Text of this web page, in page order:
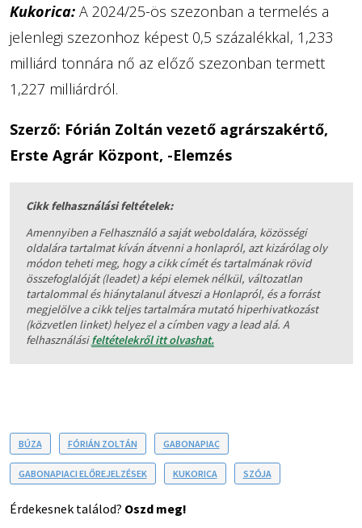
Kukorica:A 2024/25-ös szezonban a termelés a
jelenlegi szezonhoz képest 0,5 százalékkal, 1,233
milliárd tonnára nő az előző szezonban termett
1,227 milliárdról.
Szerző: Fórián Zoltán vezető agrárszakértő,
Erste Agrár Központ, -Elemzés
Cikk felhasználási feltételek:
Amennyiben a Felhasználó a saját weboldalára, közösségi
oldalára tartalmat kíván átvenni a honlapról, azt kizárólag oly
módon teheti meg, hogy a cikk címét és tartalmának rövid
összefoglalóját (leadet) a képi elemek nélkül, változatlan
tartalommal és hiánytalanul átveszi a Honlapról, és a forrást
megjelölve a cikk teljes tartalmára mutató hiperhivatkozást
(közvetlen linket) helyez el a címben vagy a lead alá. A
felhasználásifeltételekről itt olvashat.
BÚZA FÓRIÁN ZOLTÁN GABONAPIAC
GABONAPIACI ELŐREJELZÉSEK KUKORICA SZÓJA
Érdekesnek találod? Oszd meg!